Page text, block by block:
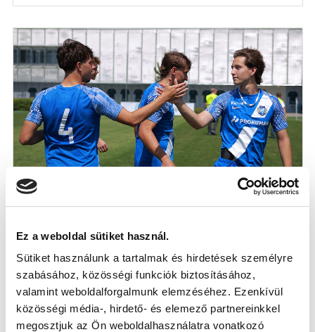
Ez a weboldal sütiket használ.
Sütiket használunk a tartalmak és hirdetések személyre
szabásához, közösségi funkciók biztosításához,
valamint weboldalforgalmunk elemzéséhez. Ezenkívül
közösségi média-, hirdető- és elemező partnereinkkel
megosztjuk az Ön weboldalhasználatra vonatkozó
2026-07-27